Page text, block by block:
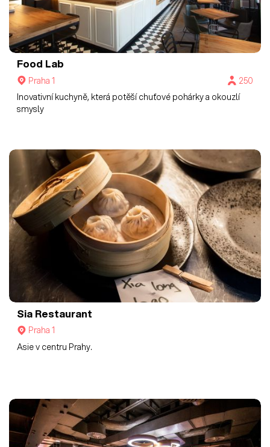
Food Lab
Praha 1
250
Inovativní kuchyně, která potěší chuťové pohárky a okouzlí
smysly
Sia Restaurant
Praha 1
Asie v centru Prahy.